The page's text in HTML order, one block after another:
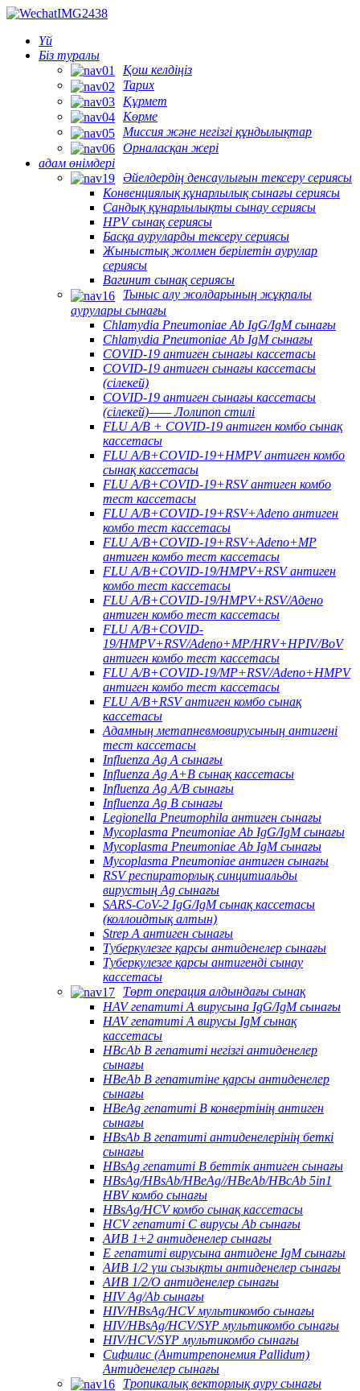
Үй
Біз туралы
Қош келдіңіз
Тарих
Құрмет
Көрме
Миссия және негізгі құндылықтар
Орналасқан жері
адам өнімдері
Әйелдердің денсаулығын тексеру сериясы
Конвенциялық құнарлылық сынағы сериясы
Сандық құнарлылықты сынау сериясы
HPV сынақ сериясы
Басқа ауруларды тексеру сериясы
Жыныстық жолмен берілетін аурулар
сериясы
Вагинит сынақ сериясы
Тыныс алу жолдарының жұқпалы
аурулары сынағы
Chlamydia Pneumoniae Ab IgG/IgM сынағы
Chlamydia Pneumoniae Ab IgM сынағы
COVID-19 антиген сынағы кассетасы
COVID-19 антиген сынағы кассетасы
(сілекей)
COVID-19 антиген сынағы кассетасы
(сілекей)—— Лолипоп стилі
FLU A/B + COVID-19 антиген комбо сынақ
кассетасы
FLU A/B+COVID-19+HMPV антиген комбо
сынақ кассетасы
FLU A/B+COVID-19+RSV антиген комбо
тест кассетасы
FLU A/B+COVID-19+RSV+Adeno антиген
комбо тест кассетасы
FLU A/B+COVID-19+RSV+Adeno+MP
антиген комбо тест кассетасы
FLU A/B+COVID-19/HMPV+RSV антиген
комбо тест кассетасы
FLU A/B+COVID-19/HMPV+RSV/Адено
антиген комбо тест кассетасы
FLU A/B+COVID-
19/HMPV+RSV/Adeno+MP/HRV+HPIV/BoV
антиген комбо тест кассетасы
FLU A/B+COVID-19/MP+RSV/Adeno+HMPV
антиген комбо тест кассетасы
FLU A/B+RSV антиген комбо сынақ
кассетасы
Адамның метапневмовирусының антигені
тест кассетасы
Influenza Ag A сынағы
Influenza Ag A+B сынақ кассетасы
Influenza Ag A/B сынағы
Influenza Ag B сынағы
Legionella Pneumophila антиген сынағы
Mycoplasma Pneumoniae Ab IgG/IgM сынағы
Mycoplasma Pneumoniae Ab IgM сынағы
Mycoplasma Pneumoniae антиген сынағы
RSV респираторлық синцитиальды
вирустың Ag сынағы
SARS-CoV-2 IgG/IgM сынақ кассетасы
(коллоидтық алтын)
Strep A антиген сынағы
Туберкулезге қарсы антиденелер сынағы
Туберкулезге қарсы антигенді сынау
кассетасы
Төрт операция алдындағы сынақ
HAV гепатиті А вирусына IgG/IgM сынағы
HAV гепатиті А вирусы IgM сынақ
кассетасы
HBcAb В гепатиті негізгі антиденелер
сынағы
HBeAb В гепатитіне қарсы антиденелер
сынағы
HBeAg гепатиті В конвертінің антиген
сынағы
HBsAb В гепатиті антиденелерінің беткі
сынағы
HBsAg гепатиті В беттік антиген сынағы
HBsAg/HBsAb/HBeAg//HBeAb/HBcAb 5in1
HBV комбо сынағы
HBsAg/HCV комбо сынақ кассетасы
HCV гепатиті С вирусы Ab сынағы
АИВ 1+2 антиденелер сынағы
Е гепатиті вирусына антидене IgM сынағы
АИВ 1/2 үш сызықты антиденелер сынағы
АИВ 1/2/О антиденелер сынағы
HIV Ag/Ab сынағы
HIV/HBsAg/HCV мультикомбо сынағы
HIV/HBsAg/HCV/SYP мультикомбо сынағы
HIV/HCV/SYP мультикомбо сынағы
Сифилис (Антитрепонемия Pallidum)
Антиденелер сынағы
Тропикалық векторлық ауру сынағы